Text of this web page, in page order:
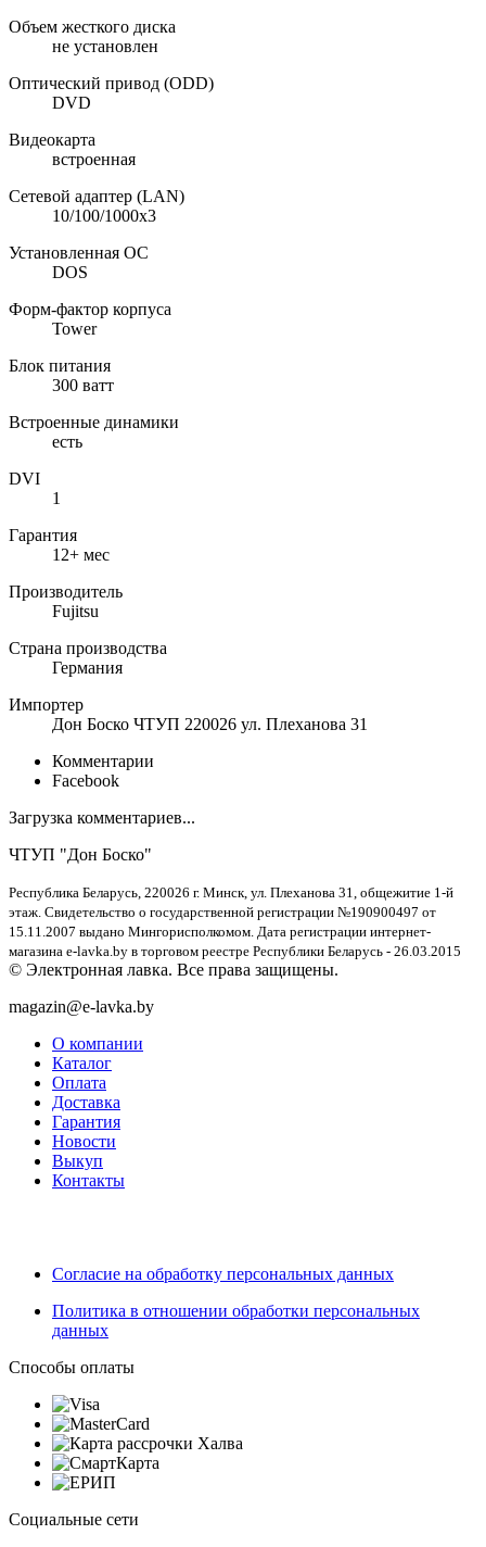
Объем жесткого диска
не установлен
Оптический привод (ODD)
DVD
Видеокарта
встроенная
Сетевой адаптер (LAN)
10/100/1000x3
Установленная ОС
DOS
Форм-фактор корпуса
Tower
Блок питания
300 ватт
Встроенные динамики
есть
DVI
1
Гарантия
12+ мес
Производитель
Fujitsu
Страна производства
Германия
Импортер
Дон Боско ЧТУП 220026 ул. Плеханова 31
Комментарии
Facebook
Загрузка комментариев...
ЧТУП "Дон Боско"
Республика Беларусь, 220026 г. Минск, ул. Плеханова 31, общежитие 1-й
этаж. Свидетельство о государственной регистрации №190900497 от
15.11.2007 выдано Мингорисполкомом. Дата регистрации интернет-
магазина e-lavka.by в торговом реестре Республики Беларусь - 26.03.2015
© Электронная лавка. Все права защищены.
magazin@e-lavka.by
О компании
Каталог
Оплата
Доставка
Гарантия
Новости
Выкуп
Контакты
Согласие на обработку персональных данных
Политика в отношении обработки персональных
данных
Способы оплаты
Социальные сети